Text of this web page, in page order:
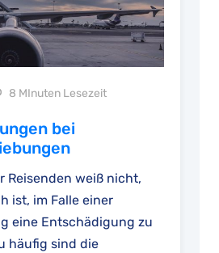
8 MInuten Lesezeit
bei
Reisenden weiß nicht,
ist, im Falle einer
eine Entschädigung zu
häufig sind die